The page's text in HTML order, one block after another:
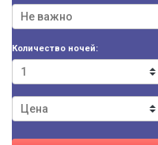
Количество ночей: